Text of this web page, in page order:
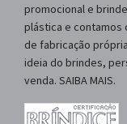
promocional e
plástica e contamos
de fabricação
ideia do brindes,
venda. SAIBA MAIS.